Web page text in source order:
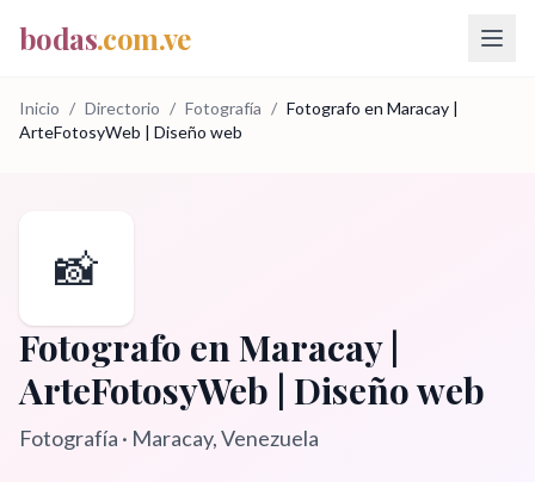
bodas.com.ve
Inicio / Directorio / Fotografía / Fotografo en Maracay |
ArteFotosyWeb | Diseño web
📸
Fotografo en Maracay |
ArteFotosyWeb | Diseño web
Fotografía · Maracay, Venezuela